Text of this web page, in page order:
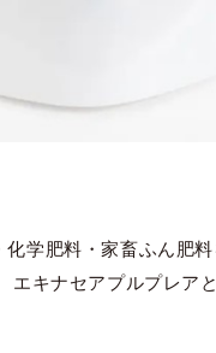
学肥料・家畜ふん肥
キナセアプルプレア